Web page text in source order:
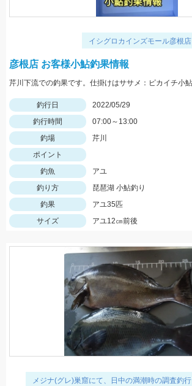
イシグロカインズモール彦根店
彦根店 お客様小鮎釣果情報
釣行日
2022/05/29
釣行時間
07:00～13:00
釣場
芹川
ポイント
釣魚
アユ
釣り方
琵琶湖 小鮎釣り
釣果
アユ35匹
サイズ
アユ12㎝前後
メジナ(グレ)巣窟にて、日中の満潮時の調査釣行